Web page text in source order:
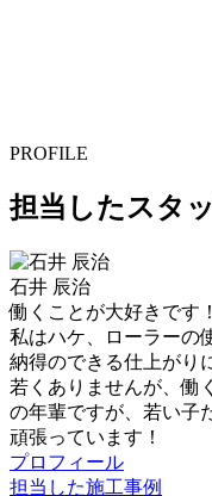
PROFILE
担当したスタ
石井 辰治
働くことが大好きです！
私はハケ、ローラーの
納得のできる仕上がり
若くありませんが、働
の年輩ですが、若い子
頑張っています！
プロフィール
担当した施工事例